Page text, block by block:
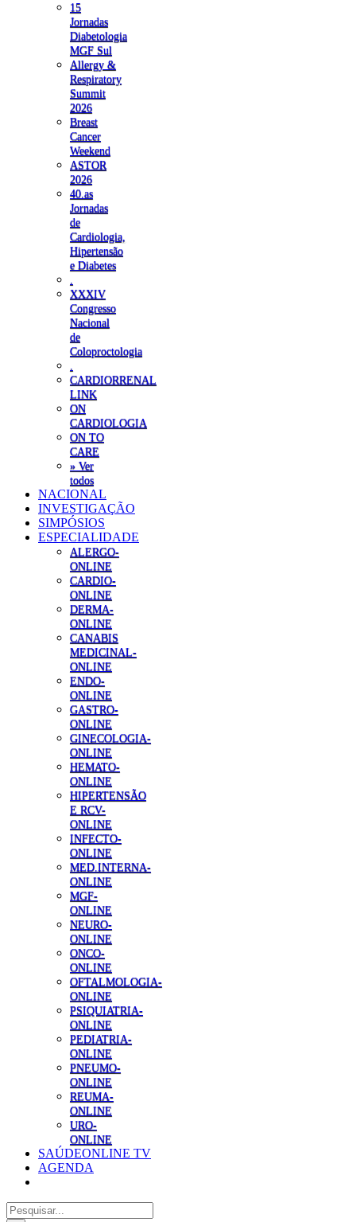
15
Jornadas
Diabetologia
MGF Sul
Allergy &
Respiratory
Summit
2026
Breast
Cancer
Weekend
ASTOR
2026
40.as
Jornadas
de
Cardiologia,
Hipertensão
e Diabetes
XXXIV
Congresso
Nacional
de
Coloproctologia
CARDIORRENAL
LINK
ON
CARDIOLOGIA
ON TO
CARE
» Ver
todos
NACIONAL
INVESTIGAÇÃO
SIMPÓSIOS
ESPECIALIDADE
ALERGO-
ONLINE
CARDIO-
ONLINE
DERMA-
ONLINE
CANABIS
MEDICINAL-
ONLINE
ENDO-
ONLINE
GASTRO-
ONLINE
GINECOLOGIA-
ONLINE
HEMATO-
ONLINE
HIPERTENSÃO
E RCV-
ONLINE
INFECTO-
ONLINE
MED.INTERNA-
ONLINE
MGF-
ONLINE
NEURO-
ONLINE
ONCO-
ONLINE
OFTALMOLOGIA-
ONLINE
PSIQUIATRIA-
ONLINE
PEDIATRIA-
ONLINE
PNEUMO-
ONLINE
REUMA-
ONLINE
URO-
ONLINE
SAÚDEONLINE TV
AGENDA
Pesquisar